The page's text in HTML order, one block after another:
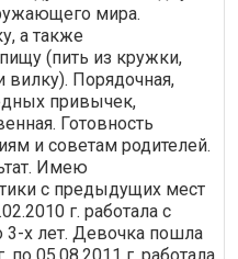
мира.
а также
(пить из кружки,
Порядочная,
привычек,
Готовность
и советам родителей.
Имею
с предыдущих мест
г. работала с
3-х лет. Девочка пошла